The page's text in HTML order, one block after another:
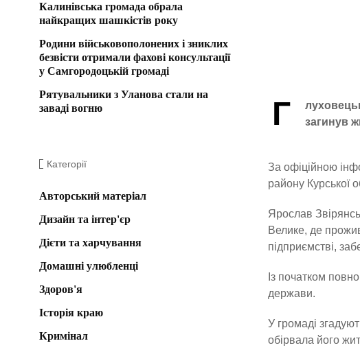
Г
загинув
За офіційною
району Курської
Ярослав
Велике, де
підприємстві,
Із початком
держави.
У громаді
обірвала його
Калинівська громада обрала
найкращих шашкістів року
Родини військовополонених і зниклих
безвісти отримали фахові консультації
у Самгородоцькій громаді
Рятувальники з Уланова стали на
заваді вогню
Категорії
Авторський матеріал
Дизайн та інтер'єр
Дієти та харчування
Домашні улюбленці
Здоров'я
Історія краю
Кримінал